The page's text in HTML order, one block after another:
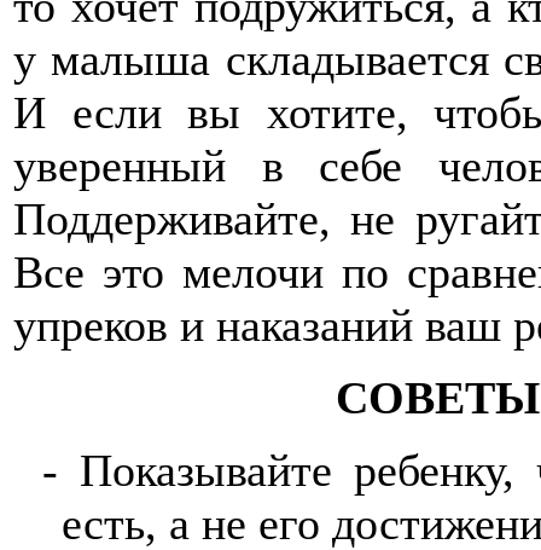
у малыша складывается
И если вы хотите,
уверенный в себе
Поддерживайте, не
Все это мелочи по
упреков и наказаний ваш
- Показывайте
есть, а не его